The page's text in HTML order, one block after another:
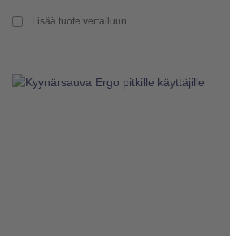
Lisää tuote vertailuun